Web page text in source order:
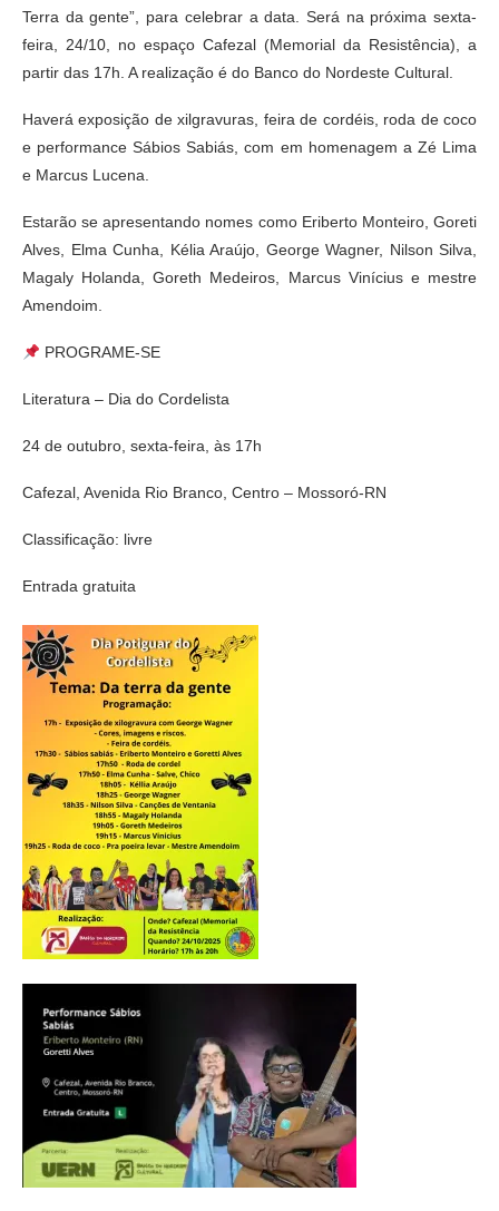
Terra da gente”, para celebrar a data. Será na próxima sexta-
feira, 24/10, no espaço Cafezal (Memorial da Resistência), a
partir das 17h. A realização é do Banco do Nordeste Cultural.
Haverá exposição de xilgravuras, feira de cordéis, roda de coco
e performance Sábios Sabiás, com em homenagem a Zé Lima
e Marcus Lucena.
Estarão se apresentando nomes como Eriberto Monteiro, Goreti
Alves, Elma Cunha, Kélia Araújo, George Wagner, Nilson Silva,
Magaly Holanda, Goreth Medeiros, Marcus Vinícius e mestre
Amendoim.
PROGRAME-SE
Literatura – Dia do Cordelista
24 de outubro, sexta-feira, às 17h
Cafezal, Avenida Rio Branco, Centro – Mossoró-RN
Classificação: livre
Entrada gratuita